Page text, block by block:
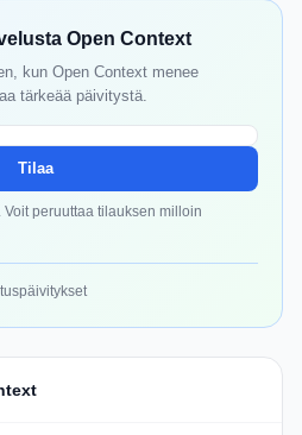
Open Context
kun Open Context menee
tärkeää päivitystä.
Tilaa
peruuttaa tilauksen milloin